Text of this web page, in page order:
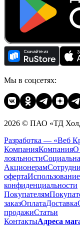
Мы в соцсетях:
2026 © ПАО «ТД
Разработка — «Веб
КомпанияКомпанияО
лояльности
Акционерам
оферта
конфиденциальности
Покупателям
заказОплатаДоставка
продажиСтатьи
КонтактыАдреса